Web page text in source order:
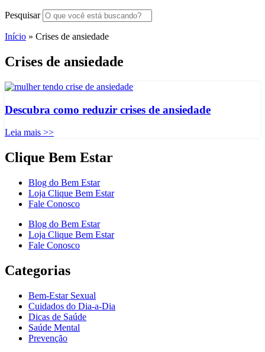
Pesquisar
Início » Crises de ansiedade
Crises de ansiedade
Descubra como reduzir crises de ansiedade
Leia mais >>
Clique Bem Estar
Blog do Bem Estar
Loja Clique Bem Estar
Fale Conosco
Blog do Bem Estar
Loja Clique Bem Estar
Fale Conosco
Categorias
Bem-Estar Sexual
Cuidados do Dia-a-Dia
Dicas de Saúde
Saúde Mental
Prevenção